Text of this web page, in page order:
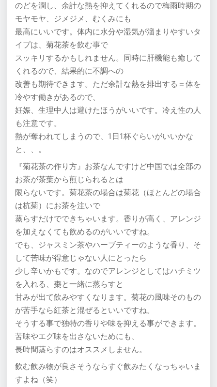
のどを潤し、余計な熱を抑えてくれるので梅雨時期の
モヤモヤ、ジメジメ、むくみにも
最高にいいです。体内に水分や湿気が溜まりやすいタ
イプは、菊花茶を飲む事で
スッキリするかもしれません。同時に肝機能も癒して
くれるので、結果的に不調への
改善も期待できます。ただ余計な熱を排出する＝体を
冷やす働きがあるので、
妊娠、生理中人は避けたほうがいいです。冷え性の人
も注意です。
熱が奪われてしまうので、1日1杯ぐらいがいいかな
と、、。
『菊花茶の作り方』お茶なんですけど中国では全部の
お茶が茶葉から煎じられるとは
限らないです。菊花茶の場合は菊花（ほとんどの場合
は杭菊）にお茶を注いで
蒸らすだけでできちゃいます。香りが高く、アレンジ
を加えなくても飲めるのがいいですね。
でも、ジャスミン茶やハーブティーのような香り、そ
して苦味が得意じゃない人にとったら
少し辛いかもです。なのでアレンジとしてはハチミツ
を入れる、棗と一緒に蒸らすと
甘みが出て飲みやすくなります。菊花の風味そのもの
が苦手なら紅茶と混ぜるといいですね。
そうする事で独特の香りや味を抑える事ができます。
苦味やエグ味を出さないためにも、
長時間蒸らすのはオススメしません。
飲む飲み物が良さそうならすぐ飲みたくなっちゃいま
すよね（笑）